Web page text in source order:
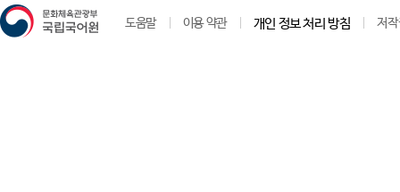
도움말 이용 약관 개인 정보 처리 방침 저